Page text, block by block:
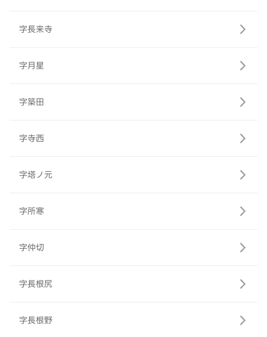
字長来寺
字月星
字築田
字寺西
字塔ノ元
字所寒
字仲切
字長根尻
字長根野